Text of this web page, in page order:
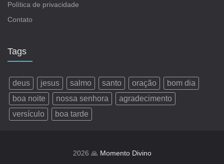
Política de privacidade
Contato
Tags
deus jesus salmo santo oração
bom dia
boa noite
nossa senhora
agradecimento
versículo
boa tarde
2026 🙏 Momento Divino